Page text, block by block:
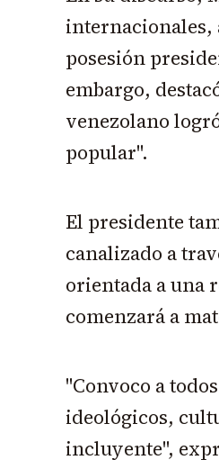
internacionales,
posesión
embargo,
venezolano
popular".
El presidente
canalizado a
orientada a una
comenzará a
"Convoco a
ideológicos,
incluyente",